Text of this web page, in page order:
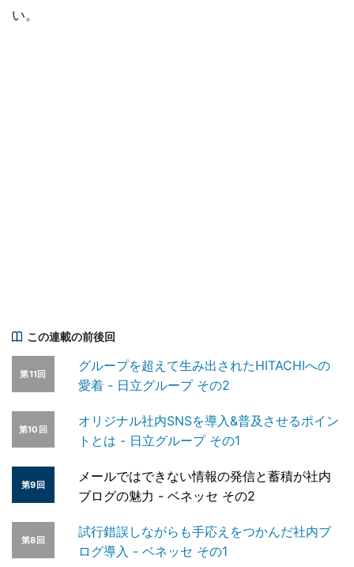
い。
この連載の前後回
第11回
グループを超えて生み出されたHITACHIへの
愛着 - 日立グループ その2
第10回
オリジナル社内SNSを導入&普及させるポイン
トとは - 日立グループ その1
第9回
メールではできない情報の発信と蓄積が社内
ブログの魅力 - ベネッセ その2
第8回
試行錯誤しながらも手応えをつかんだ社内ブ
ログ導入 - ベネッセ その1